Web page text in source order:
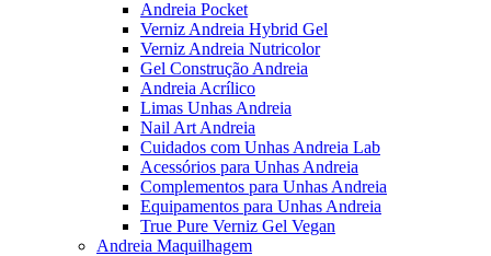
Andreia Pocket
Verniz Andreia Hybrid Gel
Verniz Andreia Nutricolor
Gel Construção Andreia
Andreia Acrílico
Limas Unhas Andreia
Nail Art Andreia
Cuidados com Unhas Andreia Lab
Acessórios para Unhas Andreia
Complementos para Unhas Andreia
Equipamentos para Unhas Andreia
True Pure Verniz Gel Vegan
Andreia Maquilhagem